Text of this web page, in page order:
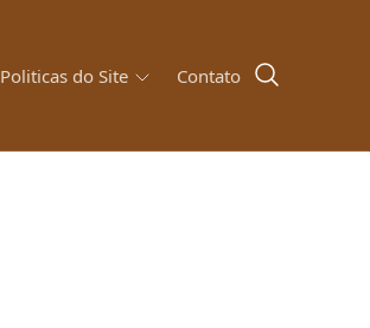
Politicas do Site Contato